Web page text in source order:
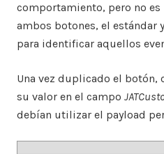
comportamiento, pero no
ambos botones, el
para identificar aquellos
Una vez duplicado el botón,
su valor en el campo
debían utilizar el payload